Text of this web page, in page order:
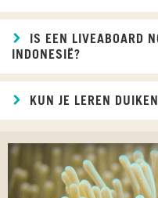
IS EEN LIVEABOARD
INDONESIË?
KUN JE LEREN